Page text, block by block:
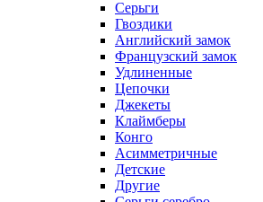
Серьги
Гвоздики
Английский замок
Французский замок
Удлиненные
Цепочки
Джекеты
Клаймберы
Конго
Асимметричные
Детские
Другие